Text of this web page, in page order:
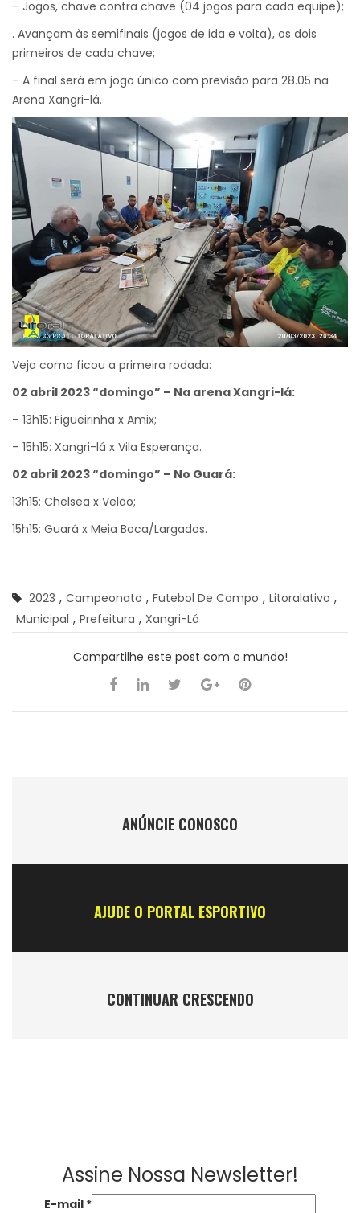
– Jogos, chave contra chave (04 jogos para cada equipe);
. Avançam às semifinais (jogos de ida e volta), os dois
primeiros de cada chave;
– A final será em jogo único com previsão para 28.05 na
Arena Xangri-lá.
Veja como ficou a primeira rodada:
02 abril 2023 “domingo” – Na arena Xangri-lá:
– 13h15: Figueirinha x Amix;
– 15h15: Xangri-lá x Vila Esperança.
02 abril 2023 “domingo” – No Guará:
13h15: Chelsea x Velão;
15h15: Guará x Meia Boca/Largados.
2023 , Campeonato , Futebol De Campo , Litoralativo ,
Municipal , Prefeitura , Xangri-Lá
Compartilhe este post com o mundo!
ANÚNCIE CONOSCO
AJUDE O PORTAL ESPORTIVO
CONTINUAR CRESCENDO
Assine Nossa Newsletter!
E-mail *